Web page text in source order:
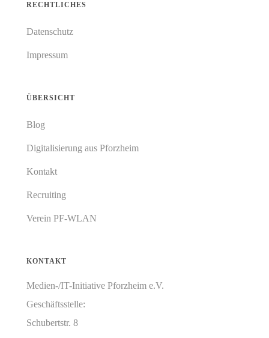
RECHTLICHES
Datenschutz
Impressum
ÜBERSICHT
Blog
Digitalisierung aus Pforzheim
Kontakt
Recruiting
Verein PF-WLAN
KONTAKT
Medien-/IT-Initiative Pforzheim e.V.
Geschäftsstelle:
Schubertstr. 8